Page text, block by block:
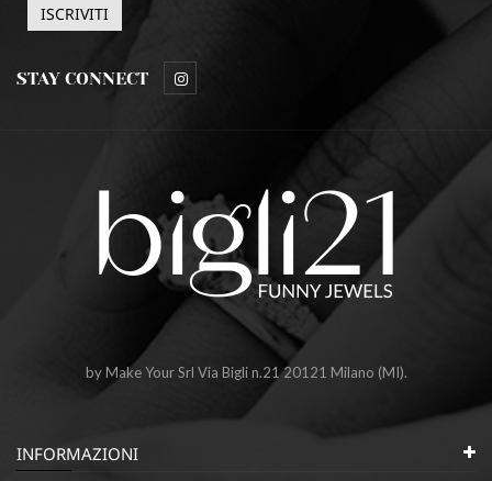
STAY CONNECT
by Make Your Srl Via Bigli n.21 20121 Milano (MI).
INFORMAZIONI